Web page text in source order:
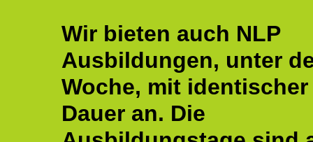
Wir bieten auch NLP
Ausbildungen, unter
Woche, mit identischer
Dauer an. Die